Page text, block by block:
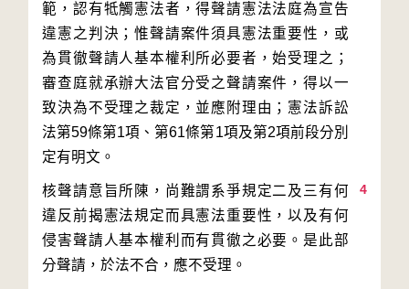
範，認有牴觸憲法者，得聲請憲法法庭為宣告
違憲之判決；惟聲請案件須具憲法重要性，或
為貫徹聲請人基本權利所必要者，始受理之；
審查庭就承辦大法官分受之聲請案件，得以一
致決為不受理之裁定，並應附理由；憲法訴訟
法第59條第1項、第61條第1項及第2項前段分別
4
核聲請意旨所陳，尚難謂系爭規定二及三有何
違反前揭憲法規定而具憲法重要性，以及有何
侵害聲請人基本權利而有貫徹之必要。是此部